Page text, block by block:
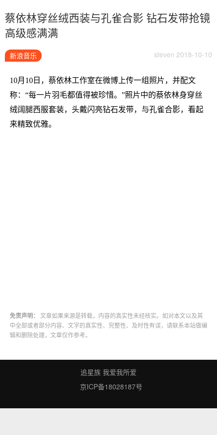
蔡依林穿丝绒西装与孔雀合影 钻石发带抢镜
高级感满满
新浪音乐 steven 2018-10-10
10月10日，蔡依林工作室在微博上传一组照片，并配文
称：“每一片羽毛都值得被珍惜。”照片中的蔡依林身穿丝
绒阔腿西服套装，头戴闪亮钻石发带，与孔雀合影，看起
来精致优雅。
免责声明：
文章如果来源是转载，内容的真实性未经核实。如对本文以及其
中全部或者部分内容、文字的真实性、完整性、及时性有误，请联系本站做编
辑和删除处理，文章仅作参考。
追星族 我爱我所爱
京ICP备18028187号